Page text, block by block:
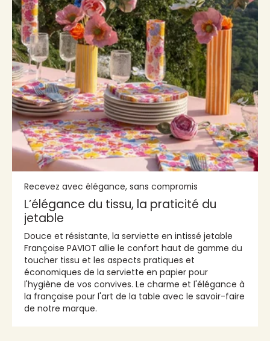
Recevez avec élégance, sans compromis
L’élégance du tissu, la praticité du
jetable
Douce et résistante, la serviette en intissé jetable
Françoise PAVIOT allie le confort haut de gamme du
toucher tissu et les aspects pratiques et
économiques de la serviette en papier pour
l'hygiène de vos convives. Le charme et l'élégance à
la française pour l'art de la table avec le savoir-faire
de notre marque.